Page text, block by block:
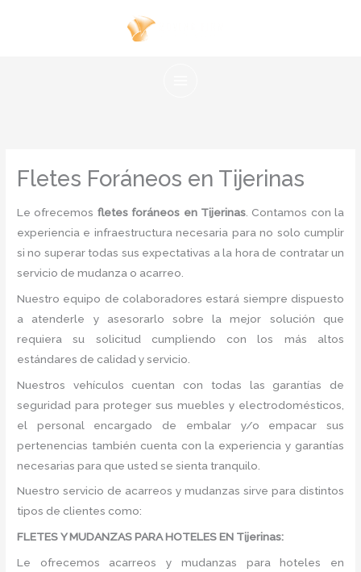
Fletes Foráneos en Tijerinas
Le ofrecemos fletes foráneos en Tijerinas. Contamos con la
experiencia e infraestructura necesaria para no solo cumplir
si no superar todas sus expectativas a la hora de contratar un
servicio de mudanza o acarreo.
Nuestro equipo de colaboradores estará siempre dispuesto
a atenderle y asesorarlo sobre la mejor solución que
requiera su solicitud cumpliendo con los más altos
estándares de calidad y servicio.
Nuestros vehículos cuentan con todas las garantías de
seguridad para proteger sus muebles y electrodomésticos,
el personal encargado de embalar y/o empacar sus
pertenencias también cuenta con la experiencia y garantías
necesarias para que usted se sienta tranquilo.
Nuestro servicio de acarreos y mudanzas sirve para distintos
tipos de clientes como:
FLETES Y MUDANZAS PARA HOTELES EN Tijerinas:
Le ofrecemos acarreos y mudanzas para hoteles en